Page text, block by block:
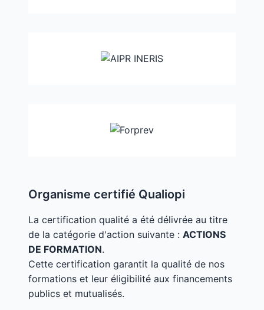
Organisme certifié Qualiopi
La certification qualité a été délivrée au titre
de la catégorie d'action suivante : ACTIONS
DE FORMATION.
Cette certification garantit la qualité de nos
formations et leur éligibilité aux financements
publics et mutualisés.